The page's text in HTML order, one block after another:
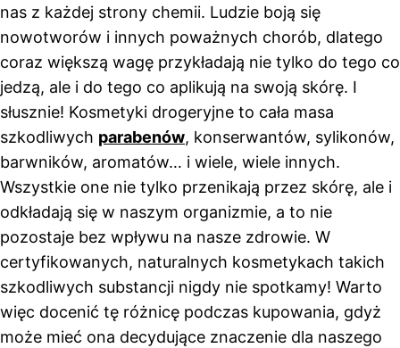
nas z każdej strony chemii. Ludzie boją się
nowotworów i innych poważnych chorób, dlatego
coraz większą wagę przykładają nie tylko do tego co
jedzą, ale i do tego co aplikują na swoją skórę. I
słusznie! Kosmetyki drogeryjne to cała masa
szkodliwych parabenów, konserwantów, sylikonów,
barwników, aromatów… i wiele, wiele innych.
Wszystkie one nie tylko przenikają przez skórę, ale i
odkładają się w naszym organizmie, a to nie
pozostaje bez wpływu na nasze zdrowie. W
certyfikowanych, naturalnych kosmetykach takich
szkodliwych substancji nigdy nie spotkamy! Warto
więc docenić tę różnicę podczas kupowania, gdyż
może mieć ona decydujące znaczenie dla naszego